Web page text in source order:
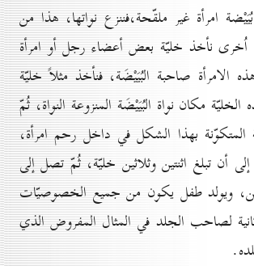
امرأة غير ملقّحة،فننزع نواتها، هذا من
اُخرى نأخذ خليّة بعض أعضاء رجل أو امرأة
الامرأة صاحبة البُيَيْضَة، فنأخذ مثلاً خليّة
مكان نواة البُيَيْضَة المنزوعة النواة، ثُمّ
بهذا الشكل في داخل رحم امرأة،
أن تبلغ اثنتين وثلاثين خليّة، ثُمّ تصل إلى
ويولد طفل يكون من جميع الخصوصيّات
لصاحب الجلد في المثال المفروض الذي